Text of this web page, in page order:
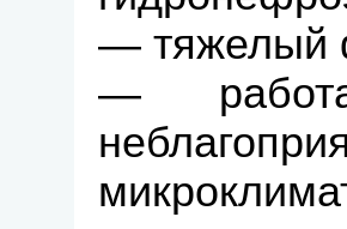
— тяжелый
—